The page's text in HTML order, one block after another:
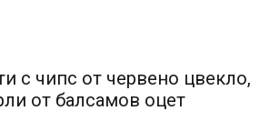
с чипс от червено цвекло,
от балсамов оцет